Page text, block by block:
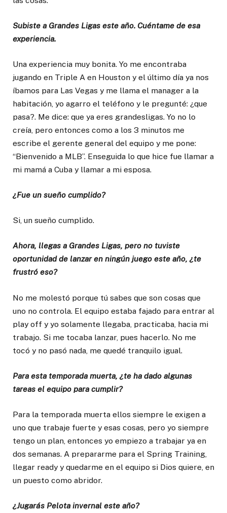
Subiste a Grandes Ligas este año. Cuéntame de esa
experiencia.
Una experiencia muy bonita. Yo me encontraba
jugando en Triple A en Houston y el último día ya nos
íbamos para Las Vegas y me llama el manager a la
habitación, yo agarro el teléfono y le pregunté: ¿que
pasa?. Me dice: que ya eres grandesligas. Yo no lo
creía, pero entonces como a los 3 minutos me
escribe el gerente general del equipo y me pone:
“Bienvenido a MLB”. Enseguida lo que hice fue llamar a
mi mamá a Cuba y llamar a mi esposa.
¿Fue un sueño cumplido?
Si, un sueño cumplido.
Ahora, llegas a Grandes Ligas, pero no tuviste
oportunidad de lanzar en ningún juego este año, ¿te
frustró eso?
No me molestó porque tú sabes que son cosas que
uno no controla. El equipo estaba fajado para entrar al
play off y yo solamente llegaba, practicaba, hacia mi
trabajo. Si me tocaba lanzar, pues hacerlo. No me
tocó y no pasó nada, me quedé tranquilo igual.
Para esta temporada muerta, ¿te ha dado algunas
tareas el equipo para cumplir?
Para la temporada muerta ellos siempre le exigen a
uno que trabaje fuerte y esas cosas, pero yo siempre
tengo un plan, entonces yo empiezo a trabajar ya en
dos semanas. A prepararme para el Spring Training,
llegar ready y quedarme en el equipo si Dios quiere, en
un puesto como abridor.
¿Jugarás Pelota invernal este año?